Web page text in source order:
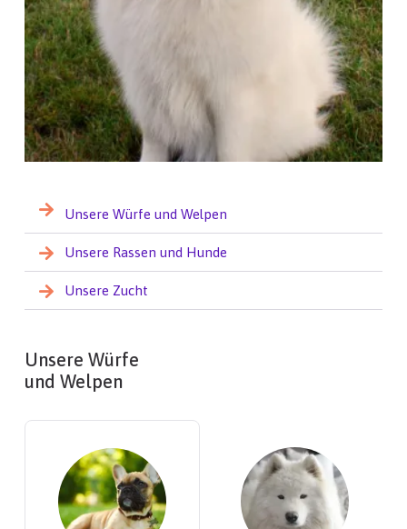
Unsere Würfe und Welpen
Unsere Rassen und Hunde
Unsere Zucht
Unsere Würfe
und Welpen